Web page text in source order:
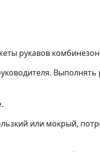
рукавов
или мокрый,